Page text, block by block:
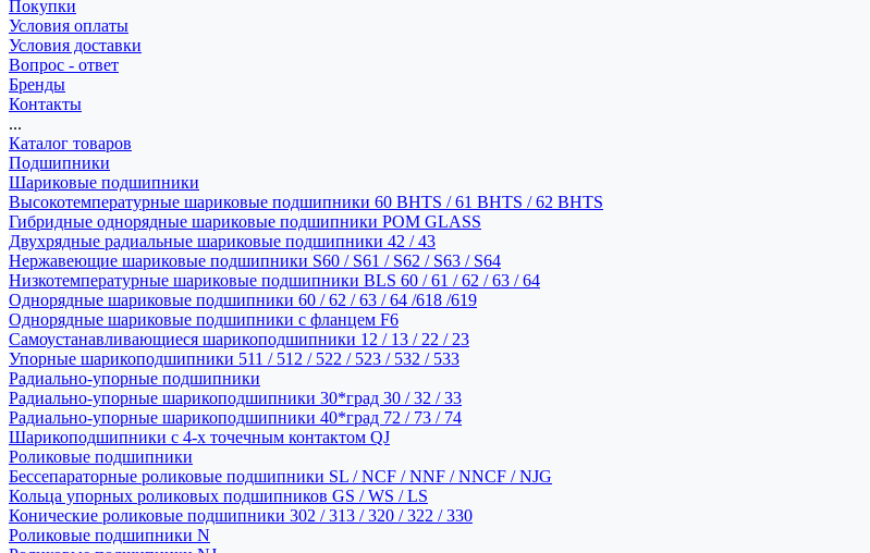
Покупки
Условия оплаты
Условия доставки
Вопрос - ответ
Бренды
Контакты
...
Каталог товаров
Подшипники
Шариковые подшипники
Высокотемпературные шариковые подшипники 60 BHTS / 61 BHTS / 62 BHTS
Гибридные однорядные шариковые подшипники POM GLASS
Двухрядные радиальные шариковые подшипники 42 / 43
Нержавеющие шариковые подшипники S60 / S61 / S62 / S63 / S64
Низкотемпературные шариковые подшипники BLS 60 / 61 / 62 / 63 / 64
Однорядные шариковые подшипники 60 / 62 / 63 / 64 /618 /619
Однорядные шариковые подшипники с фланцем F6
Самоустанавливающиеся шарикоподшипники 12 / 13 / 22 / 23
Упорные шарикоподшипники 511 / 512 / 522 / 523 / 532 / 533
Радиально-упорные подшипники
Радиально-упорные шарикоподшипники 30*град 30 / 32 / 33
Радиально-упорные шарикоподшипники 40*град 72 / 73 / 74
Шарикоподшипники с 4-х точечным контактом QJ
Роликовые подшипники
Бессепараторные роликовые подшипники SL / NCF / NNF / NNCF / NJG
Кольца упорных роликовых подшипников GS / WS / LS
Конические роликовые подшипники 302 / 313 / 320 / 322 / 330
Роликовые подшипники N